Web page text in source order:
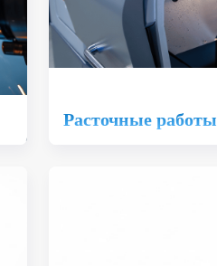
Расточные работы